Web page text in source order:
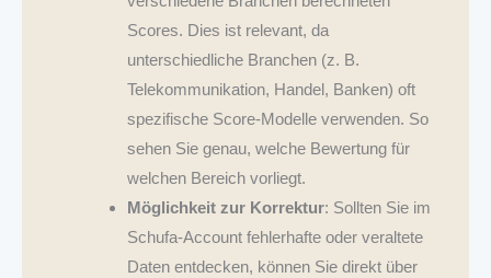
Scores. Dies ist relevant, da
unterschiedliche Branchen (z. B.
Telekommunikation, Handel, Banken) oft
spezifische Score-Modelle verwenden. So
sehen Sie genau, welche Bewertung für
welchen Bereich vorliegt.
Möglichkeit zur Korrektur: Sollten Sie im
Schufa-Account fehlerhafte oder veraltete
Daten entdecken, können Sie direkt über